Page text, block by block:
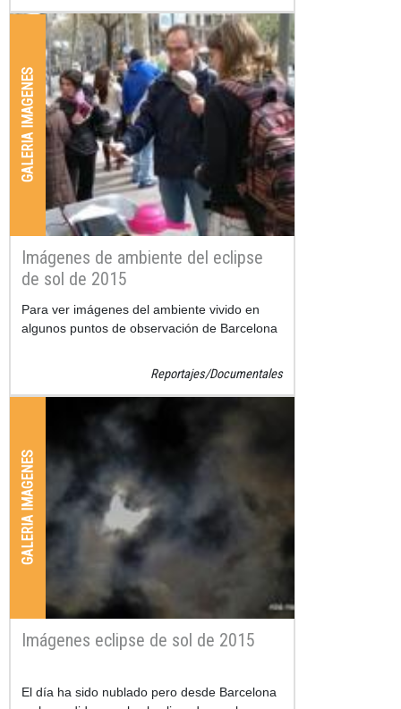
GALERIA IMAGENES
Imágenes de ambiente del eclipse
de sol de 2015
Para ver imágenes del ambiente vivido en
algunos puntos de observación de Barcelona
Reportajes/Documentales
GALERIA IMAGENES
Imágenes eclipse de sol de 2015
El día ha sido nublado pero desde Barcelona